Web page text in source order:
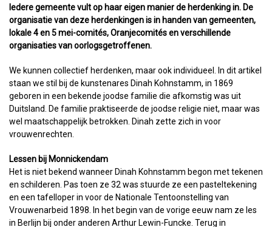
Iedere gemeente vult op haar eigen manier de herdenking in. De
organisatie van deze herdenkingen is in handen van gemeenten,
lokale 4 en 5 mei-comités, Oranjecomités en verschillende
organisaties van oorlogsgetroffenen.
We kunnen collectief herdenken, maar ook individueel. In dit artikel
staan we stil bij de kunstenares Dinah Kohnstamm, in 1869
geboren in een bekende joodse familie die afkomstig was uit
Duitsland. De familie praktiseerde de joodse religie niet, maar was
wel maatschappelijk betrokken. Dinah zette zich in voor
vrouwenrechten.
Lessen bij Monnickendam
Het is niet bekend wanneer Dinah Kohnstamm begon met tekenen
en schilderen. Pas toen ze 32 was stuurde ze een pasteltekening
en een tafelloper in voor de Nationale Tentoonstelling van
Vrouwenarbeid 1898. In het begin van de vorige eeuw nam ze les
in Berlijn bij onder anderen Arthur Lewin-Funcke. Terug in